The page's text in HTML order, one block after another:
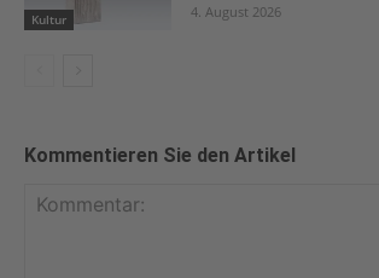
Kultur 4. August 2026
Kommentieren Sie den Artikel